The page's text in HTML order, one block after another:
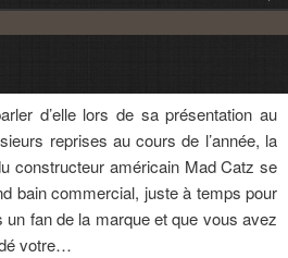
d’elle lors de sa présentation au
reprises au cours de l’année, la
constructeur américain Mad Catz se
bain commercial, juste à temps pour
un fan de la marque et que vous avez
votre…